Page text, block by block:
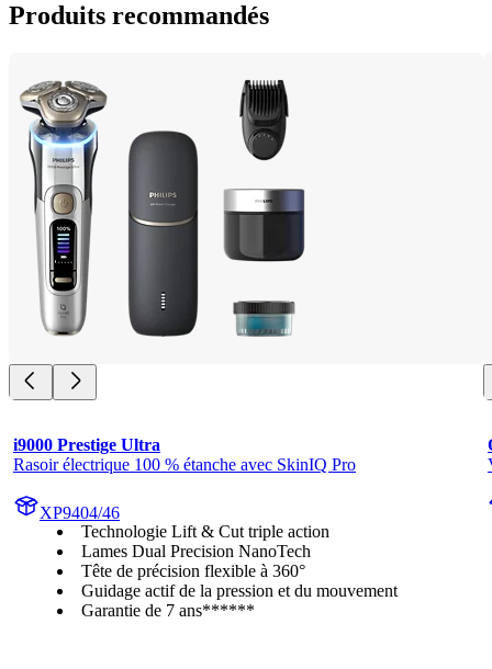
Produits recommandés
i9000 Prestige Ultra
Rasoir électrique 100 % étanche avec SkinIQ Pro
XP9404/46
Technologie Lift & Cut triple action
Lames Dual Precision NanoTech
Tête de précision flexible à 360°
Guidage actif de la pression et du mouvement
Garantie de 7 ans******